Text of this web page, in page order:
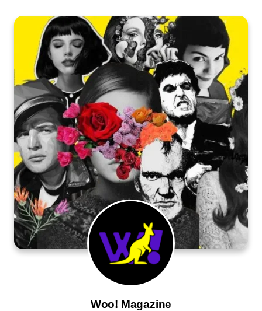
Woo! Magazine